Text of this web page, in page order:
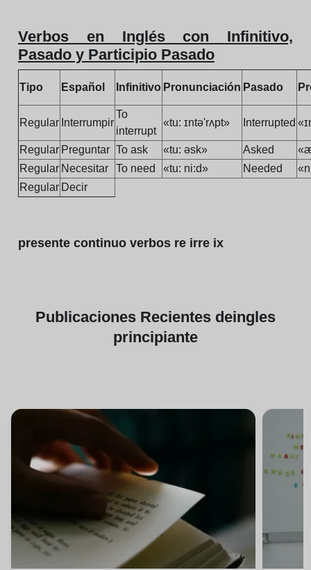
Verbos en Inglés con Infinitivo,
Pasado y Participio Pasado
Tipo Español Infinitivo Pronunciación Pasado
Regular Interrumpir
To
interrupt
«tu: ɪntə'rʌpt» Interrupted
Regular Preguntar To ask «tu: əsk» Asked
Regular Necesitar To need «tu: ni:d» Needed
Regular Decir
presente continuo verbos re irre ix
Publicaciones Recientes deingles
principiante